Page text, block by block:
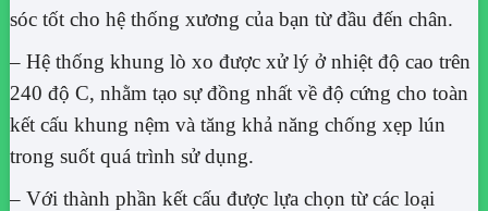
sóc tốt cho hệ thống xương của bạn từ đầu đến chân.
– Hệ thống khung lò xo được xử lý ở nhiệt độ cao trên
240 độ C, nhằm tạo sự đồng nhất về độ cứng cho toàn
kết cấu khung nệm và tăng khả năng chống xẹp lún
trong suốt quá trình sử dụng.
– Với thành phần kết cấu được lựa chọn từ các loại